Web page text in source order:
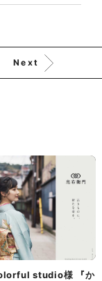
Next
studio様 『か